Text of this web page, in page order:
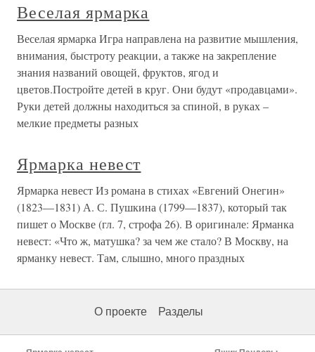
Веселая ярмарка
Веселая ярмарка Игра направлена на развитие мышления,
внимания, быстроту реакции, а также на закрепление
знания названий овощей, фруктов, ягод и
цветов.Постройте детей в круг. Они будут «продавцами».
Руки детей должны находиться за спиной, в руках –
мелкие предметы разных
Ярмарка невест
Ярмарка невест Из романа в стихах «Евгений Онегин»
(1823—1831) А. С. Пушкина (1799—1837), который так
пишет о Москве (гл. 7, строфа 26). В оригинале: Ярманка
невест: «Что ж, матушка? за чем же стало? В Москву, на
ярманку невест. Там, слышно, много праздных
О проекте Разделы